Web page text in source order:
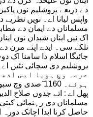
دے ذریعے یروشلیم نوں
واپس لیانا اے۔ نویں
مسلماناں دے ایمان دے
اک نیں ایناں شبداں نوں
نلکے سی۔ ایدے اپنے مرن
جائیگا اسلام دا سامنا اک
عرصہ وچ ہویا ایس
ہوئے۔ 1160 ٓصدی
پھل اے : اتے جدوں صلاح
حاصل کرنا ایدا اچانک